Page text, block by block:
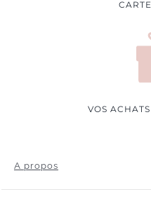
VOS
A propos